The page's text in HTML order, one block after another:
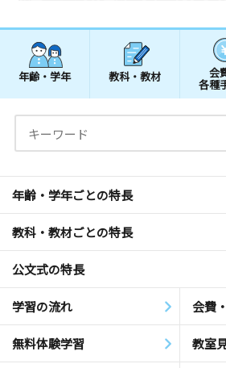
年齢・学年 教科・教材 会
各種
年齢・学年ごとの特長
教科・教材ごとの特長
公文式の特長
学習の流れ 会費
無料体験学習 教室